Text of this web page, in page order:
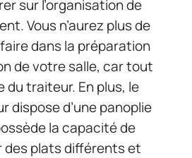
sur l’organisation de
Vous n’aurez plus de
dans la préparation
de votre salle, car tout
du traiteur. En plus, le
dispose d’une panoplie
la capacité de
des plats différents et